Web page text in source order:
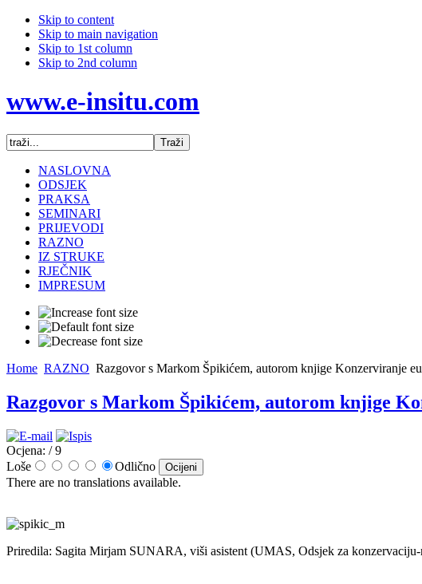
Skip to content
Skip to main navigation
Skip to 1st column
Skip to 2nd column
www.e-insitu.com
NASLOVNA
ODSJEK
PRAKSA
SEMINARI
PRIJEVODI
RAZNO
IZ STRUKE
RJEČNIK
IMPRESUM
Home RAZNO Razgovor s Markom Špikićem, autorom knjige Konzerviranje
Razgovor s Markom Špikićem, autorom knjige
Ocjena: / 9
Loše
Odlično
There are no translations available.
Priredila: Sagita Mirjam SUNARA, viši asistent (UMAS, Odsjek za konzervaciju-